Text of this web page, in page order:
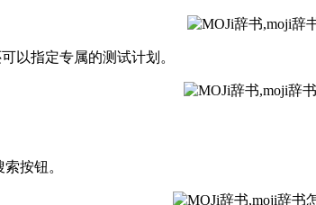
以指定专属的测试计划。
按钮。